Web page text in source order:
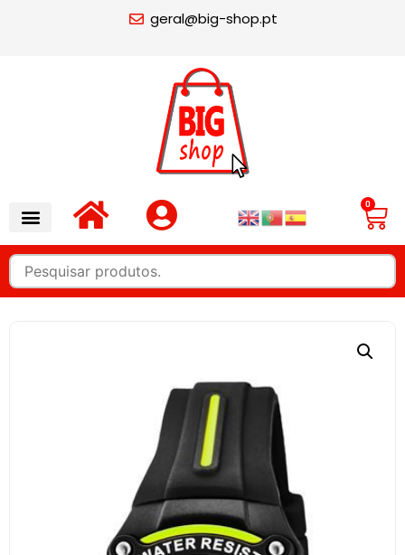
geral@big-shop.pt
0